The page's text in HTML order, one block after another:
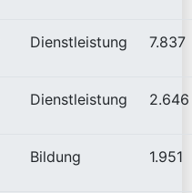
Dienstleistung 7.837
Dienstleistung 2.646
Bildung 1.951